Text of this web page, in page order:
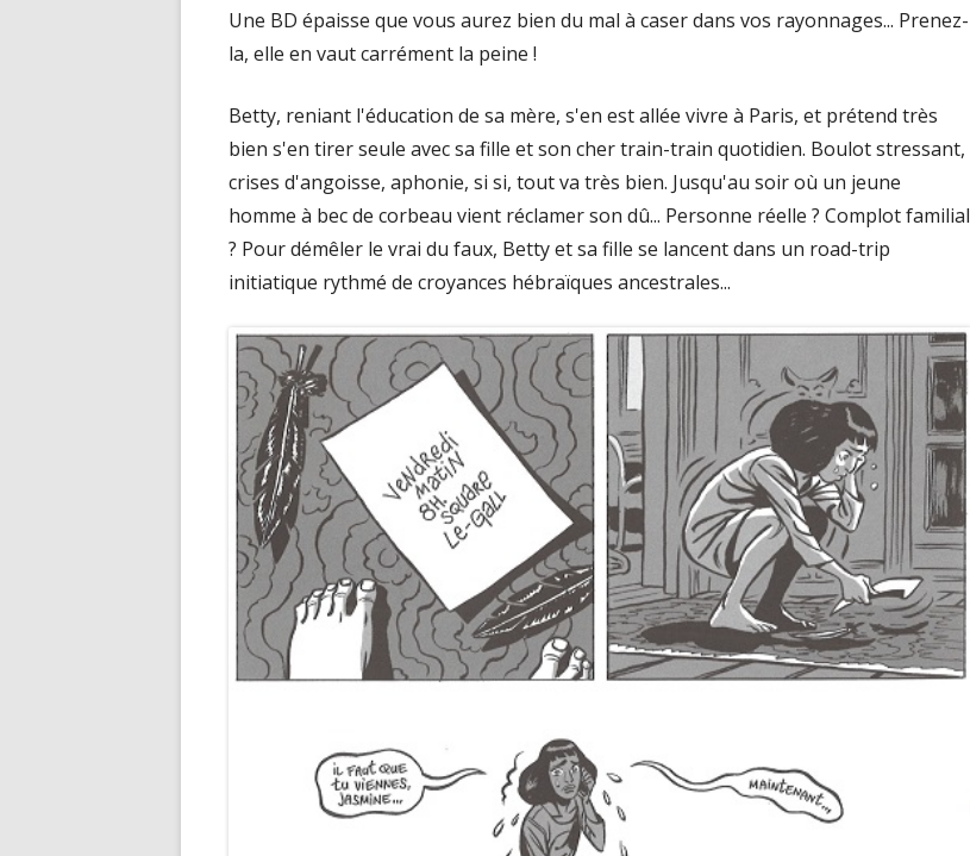
Une BD épaisse que vous aurez bien du mal à caser dans vos rayonnages... Prenez-
la, elle en vaut carrément la peine !
Betty, reniant l'éducation de sa mère, s'en est allée vivre à Paris, et prétend très
bien s'en tirer seule avec sa fille et son cher train-train quotidien. Boulot stressant,
crises d'angoisse, aphonie, si si, tout va très bien. Jusqu'au soir où un jeune
homme à bec de corbeau vient réclamer son dû... Personne réelle ? Complot familial
? Pour démêler le vrai du faux, Betty et sa fille se lancent dans un road-trip
initiatique rythmé de croyances hébraïques ancestrales...